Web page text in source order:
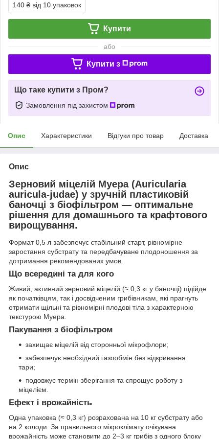
140 ₴ від 10 упаковок
Купити
або
Купити з
Що таке купити з Пром?
Замовлення під захистом
Опис Характеристики Відгуки про товар Доставка
Опис
Зерновий міцелій Муера (Auricularia
auricula-judae) у зручній пластиковій
баночці з біофільтром — оптимальне
рішення для домашнього та крафтового
вирощування.
Формат 0,5 л забезпечує стабільний старт, рівномірне
заростання субстрату та передбачуване плодоношення за
дотримання рекомендованих умов.
Що всередині та для кого
Живий, активний зерновий міцелій (≈ 0,3 кг у баночці) підійде
як початківцям, так і досвідченим грибівникам, які прагнуть
отримати щільні та рівномірні плодові тіла з характерною
текстурою Муера.
Пакування з біофільтром
захищає міцелій від сторонньої мікрофлори;
забезпечує необхідний газообмін без відкривання
тари;
подовжує термін зберігання та спрощує роботу з
міцелієм.
Ефект і врожайність
Одна упаковка (≈ 0,3 кг) розрахована на 10 кг субстрату або
на 2 колоди. За правильного мікроклімату очікувана
врожайність може становити до 2–3 кг грибів з одного блоку